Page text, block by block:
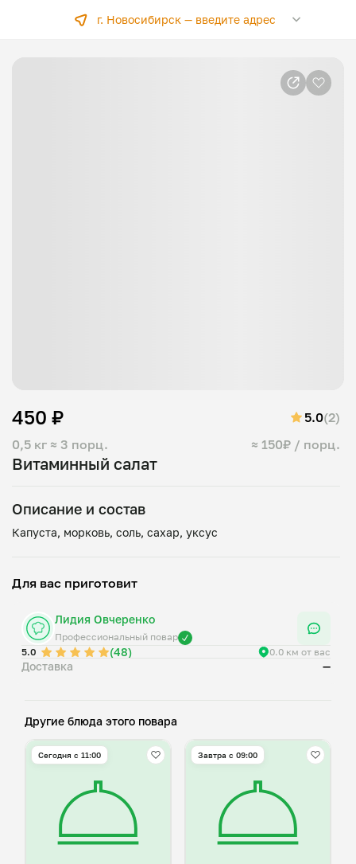
г. Новосибирск —введите адрес
Витаминный салат
0,5 кг ≈ 3 порц. ≈ 150₽ / порц.
450 ₽ 5.0(2)
Описание и состав
Для вас приготовит
Лидия Овчеренко
Профессиональный повар
5.0
(48) 0.0 км от вас
Доставка —
Другие блюда этого повара
Сегодня с 11:00 Завтра c 09:00